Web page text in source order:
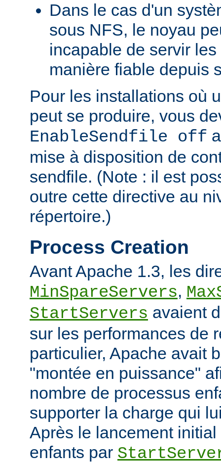
Dans le cas d'un
sous NFS, le noyau
incapable de servir
manière fiable depuis
Pour les installations où
peut se produire, vous
EnableSendfile off
mise à disposition de
sendfile. (Note : il est
outre cette directive au
répertoire.)
Process Creation
Avant Apache 1.3, les
MinSpareServers,
StartServers avaient
sur les performances de
particulier, Apache avait
"montée en puissance"
nombre de processus
supporter la charge qui
Après le lancement
enfants par